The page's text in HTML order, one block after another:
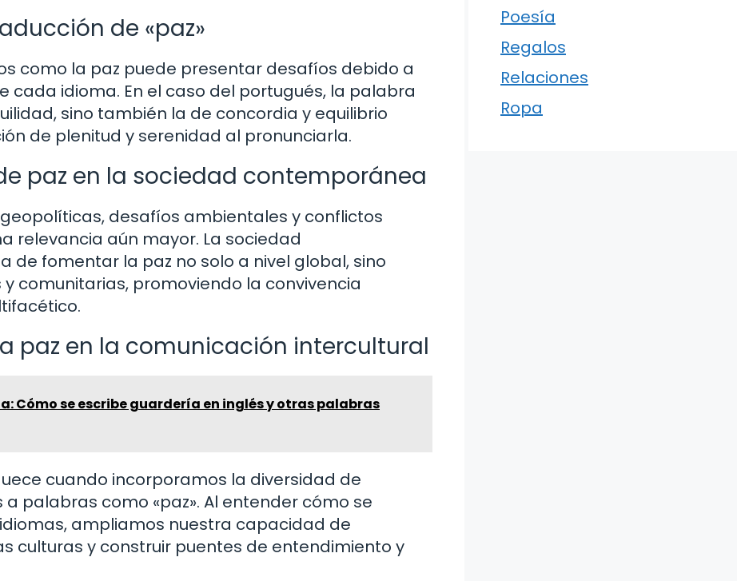
de «paz»
como la paz puede presentar desafíos debido a
cada idioma. En el caso del portugués, la palabra
sino también la de concordia y equilibrio
de plenitud y serenidad al pronunciarla.
paz en la sociedad contemporánea
desafíos ambientales y conflictos
relevancia aún mayor. La sociedad
fomentar la paz no solo a nivel global, sino
comunitarias, promoviendo la convivencia
paz en la comunicación intercultural
Cómo se escribe guardería en inglés y otras palabras
cuando incorporamos la diversidad de
palabras como «paz». Al entender cómo se
ampliamos nuestra capacidad de
culturas y construir puentes de entendimiento y
Poesía
Regalos
Relaciones
Ropa